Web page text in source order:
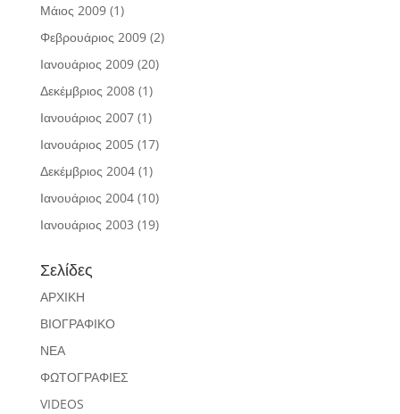
Μάιος 2009(1)
Φεβρουάριος 2009(2)
Ιανουάριος 2009(20)
Δεκέμβριος 2008(1)
Ιανουάριος 2007(1)
Ιανουάριος 2005(17)
Δεκέμβριος 2004(1)
Ιανουάριος 2004(10)
Ιανουάριος 2003 (19)
Σελίδες
ΑΡΧΙΚΗ
ΒΙΟΓΡΑΦΙΚΟ
ΝΕΑ
ΦΩΤΟΓΡΑΦΙΕΣ
VIDEOS